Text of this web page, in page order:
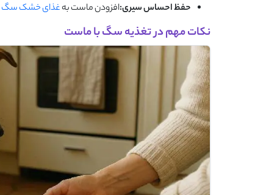
حفظ احساس سیری:افزودن ماست بهغذای خشک سگ
نکات مهم در تغذیه سگ با ماست